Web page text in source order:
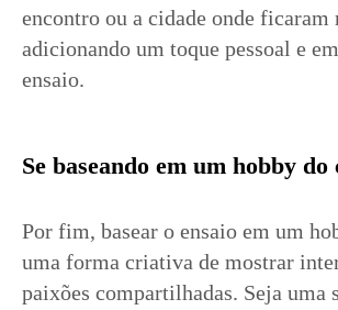
encontro ou a cidade onde ficaram
adicionando um toque pessoal e
ensaio.
Se baseando em um hobby do
Por fim, basear o ensaio em um
uma forma criativa de mostrar
paixões compartilhadas. Seja uma